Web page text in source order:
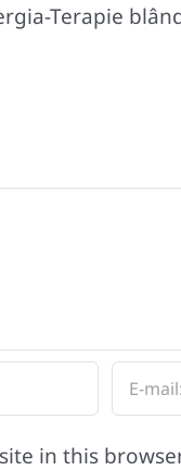
Terapie
in this